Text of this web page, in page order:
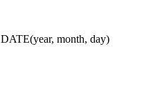
DATE(year, month, day)